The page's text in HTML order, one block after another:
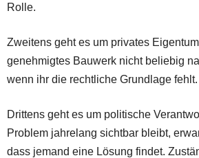
Rolle.
Zweitens geht es um privates
genehmigtes Bauwerk nicht beliebig
wenn ihr die rechtliche Grundlage fehlt.
Drittens geht es um politische
Problem jahrelang sichtbar bleibt,
dass jemand eine Lösung findet.